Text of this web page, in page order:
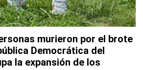
murieron por el brote
Democrática del
la expansión de los